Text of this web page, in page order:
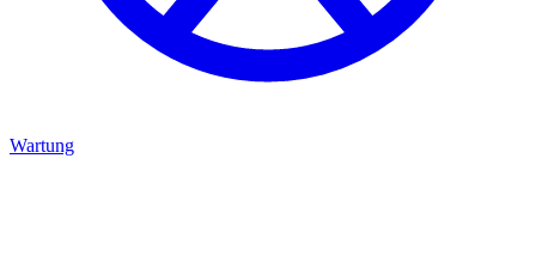
Wartung